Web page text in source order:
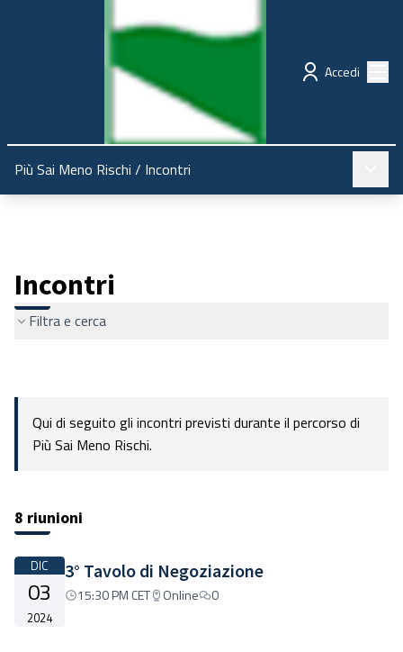
Regione Emilia-Romagna Partecipazione
Accedi
Più Sai Meno Rischi / Incontri
Incontri
Filtra e cerca
Qui di seguito gli incontri previsti durante il percorso di
Più Sai Meno Rischi.
8 riunioni
DIC
03
2024
3° Tavolo di Negoziazione
15:30 PM CET Online 0